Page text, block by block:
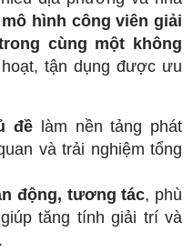
hình công viên giải
cùng một không
tận dụng được ưu
đề làm nền tảng phát
và trải nghiệm tổng
động, tương tác, phù
tăng tính giải trí và